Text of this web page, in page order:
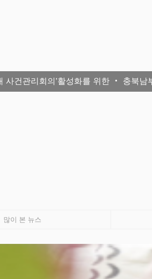
사건관리회의’활성화를 위한 ‧ 충북
많이 본 뉴스